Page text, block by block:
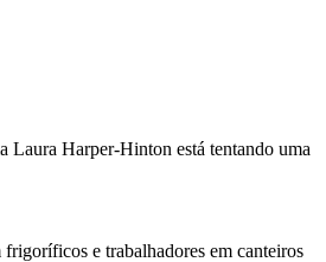
Laura Harper-Hinton está tentando uma
e trabalhadores em canteiros